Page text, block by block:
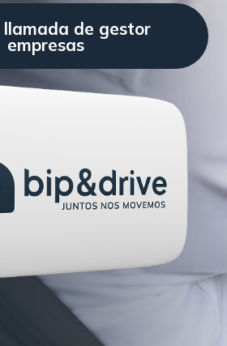
llamada de gestor
empresas